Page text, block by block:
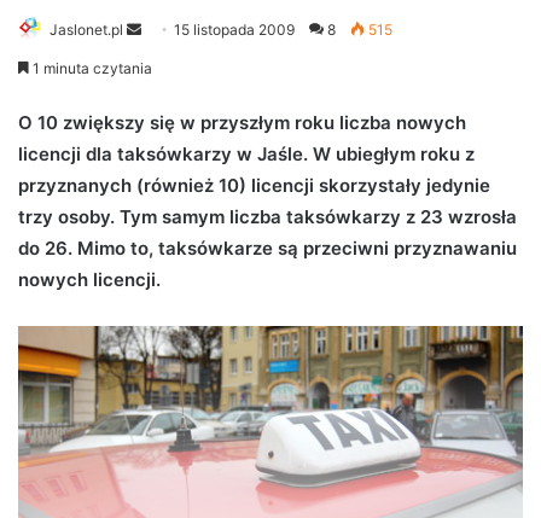
Jaslonet.pl
e
d
a
n
a
i
15 listopada 2009 8 515
1 minuta czytania
O 10 zwiększy się w przyszłym roku liczba nowych
licencji dla taksówkarzy w Jaśle. W ubiegłym roku z
przyznanych (również 10) licencji skorzystały jedynie
trzy osoby. Tym samym liczba taksówkarzy z 23 wzrosła
do 26. Mimo to, taksówkarze są przeciwni przyznawaniu
nowych licencji.